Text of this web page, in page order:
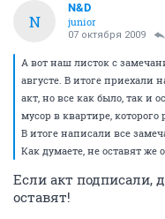
N
N&D
junior
07 октября 2009
А вот наш листок с
августе. В итоге приехали
акт, но все как было, так и
мусор в квартире,
В итоге написали все
Как думаете, не оставят же
Если акт подписали,
оставят!